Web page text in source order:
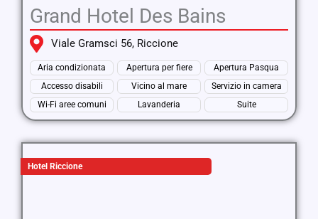
Grand Hotel Des Bains
Viale Gramsci 56, Riccione
Aria condizionata Apertura per fiere
Apertura Pasqua
Accesso disabili
Vicino al mare
Servizio in camera
Wi-Fi aree comuni
Lavanderia Suite
Hotel Riccione